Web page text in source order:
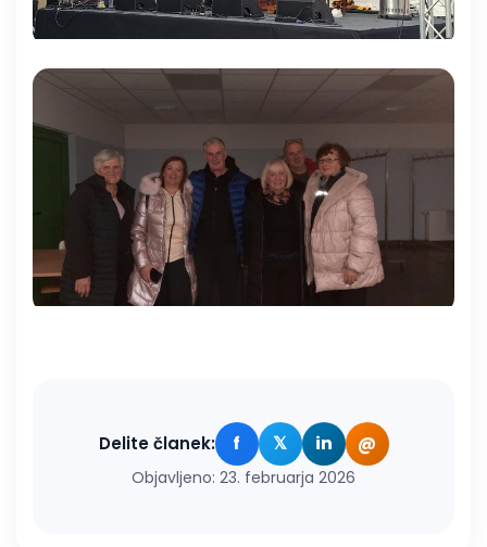
Delite članek: f 𝕏 in @
Objavljeno: 23. februarja 2026